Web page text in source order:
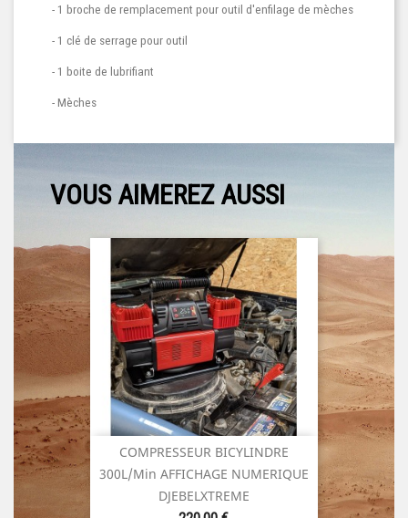
- 1 broche de remplacement pour outil d'enfilage de mèches
- 1 clé de serrage pour outil
- 1 boite de lubrifiant
- Mèches
VOUS AIMEREZ AUSSI
COMPRESSEUR BICYLINDRE
300L/min AFFICHAGE NUMERIQUE
DJEBELXTREME